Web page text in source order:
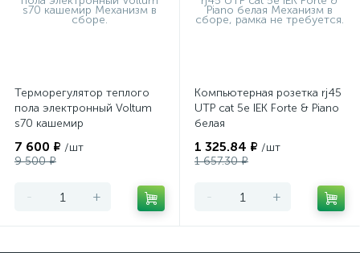
Терморегулятор теплого
пола электронный Voltum
s70 кашемир
7 600 ₽ /шт
9 500 ₽
- +
Компьютерная розетка rj45
UTP cat 5e IEK Forte & Piano
белая
1 325.84 ₽ /шт
1 657.30 ₽
- +